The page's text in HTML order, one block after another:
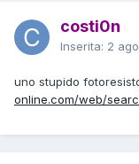
costi0n
Inserita: 2
uno stupido
online.com/web/